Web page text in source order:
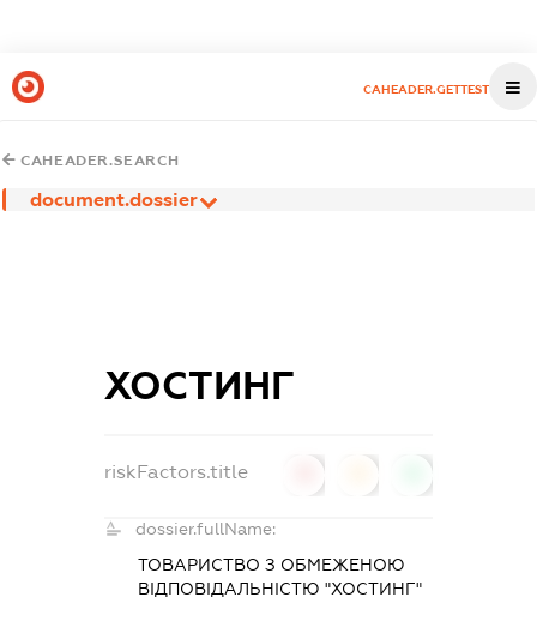
CAHEADER.GETTEST
CAHEADER.SEARCH
document.dossier
ХОСТИНГ
riskFactors.title
dossier.fullName:
ТОВАРИСТВО З ОБМЕЖЕНОЮ
ВІДПОВІДАЛЬНІСТЮ "ХОСТИНГ"